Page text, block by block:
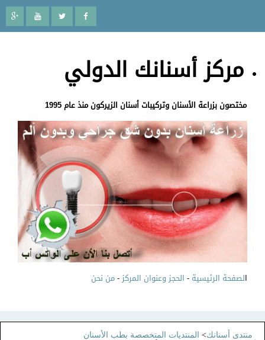
مركز أسنانك الدولي
مختصون بزراعة الأسنان وتركيبات أسنان الزيركون منذ عام 1995
لصفحة الرئيسية-الحجز وعنوان المركز-من نحن
منتدى أسنانك>المنتديات المتخصصة بطب الأسنان